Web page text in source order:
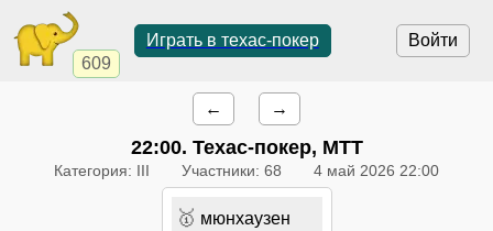
609
Войти
Играть в техас-покер
← →
22:00. Техас-покер, МТТ
Категория: III Участники: 68 4 май 2026 22:00
🥇 мюнхаузен